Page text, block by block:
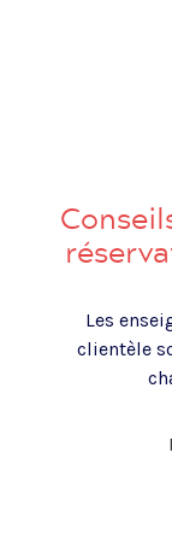
Les
clientèle